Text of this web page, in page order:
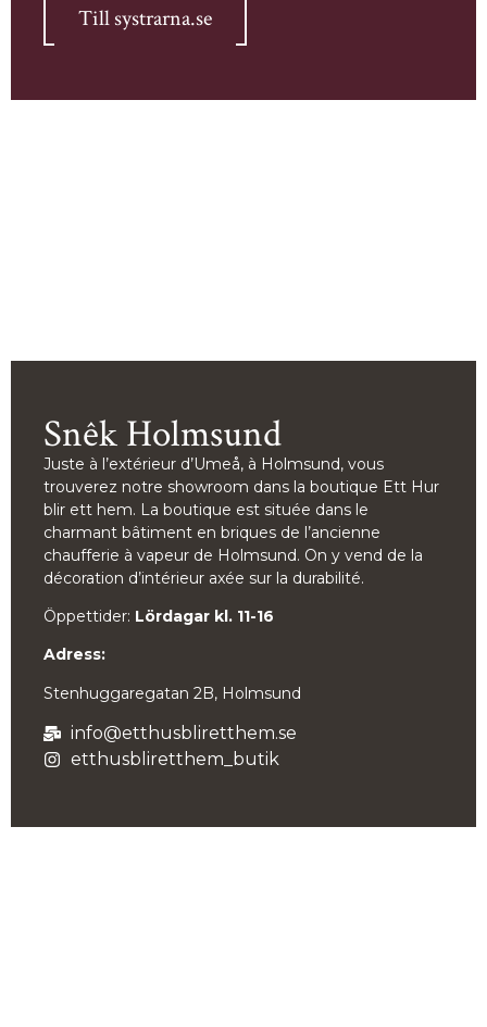
Till systrarna.se
Snêk Holmsund
Juste à l’extérieur d’Umeå, à Holmsund, vous
trouverez notre showroom dans la boutique Ett Hur
blir ett hem. La boutique est située dans le
charmant bâtiment en briques de l’ancienne
chaufferie à vapeur de Holmsund. On y vend de la
décoration d’intérieur axée sur la durabilité.
Öppettider: Lördagar kl. 11-16
Adress:
Stenhuggaregatan 2B, Holmsund
info@etthusbliretthem.se
etthusbliretthem_butik